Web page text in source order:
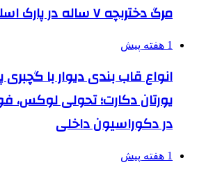
مرگ دختربچه ۷ ساله در پارک اسلامشهر
1 هفته پیش
انواع قاب بندی دیوار با
یورتان دکارت؛ تحولی لوکس،
در دکوراسیون داخلی
1 هفته پیش